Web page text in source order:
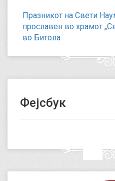
Празникот на Свети
прославен во храмот
во Битола
Фејсбук